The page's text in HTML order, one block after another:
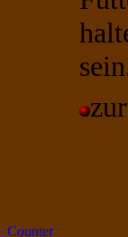
Counter